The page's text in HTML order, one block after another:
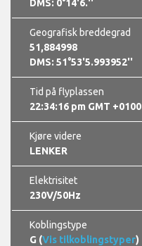
DMS: 0°14'6.''
Geografisk breddegrad
51,884998
DMS: 51°53'5.993952''
Tid på flyplassen
22:34:16 pm GMT +0100
Kjøre videre
LENKER
Elektrisitet
230V/50Hz
Koblingstype
G (Vis tilkoblingstyper)